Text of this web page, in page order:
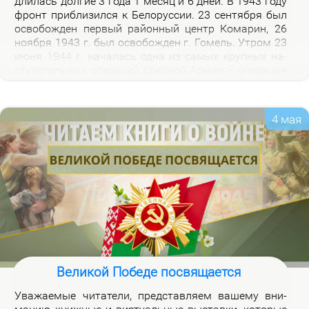
фронт при­бли­зил­ся к Бе­ло­рус­сии. 23 сен­тяб­ря был
осво­бож­ден пер­вый рай­он­ный центр Ко­ма­рин, 26
но­яб­ря 1943 г. был осво­бож­ден г. Го­мель. Утром 23
за­хват­чи­ков с тер­ри­то­рии Бе­ло­рус­сии.
4 мая
Великой Победе посвящается
Ува­жа­е­мые чи­та­те­ли, пред­став­ля­ем ва­ше­му вни­